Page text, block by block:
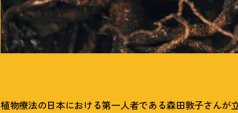
植物療法の日本における第一人者である森田敦子さんが